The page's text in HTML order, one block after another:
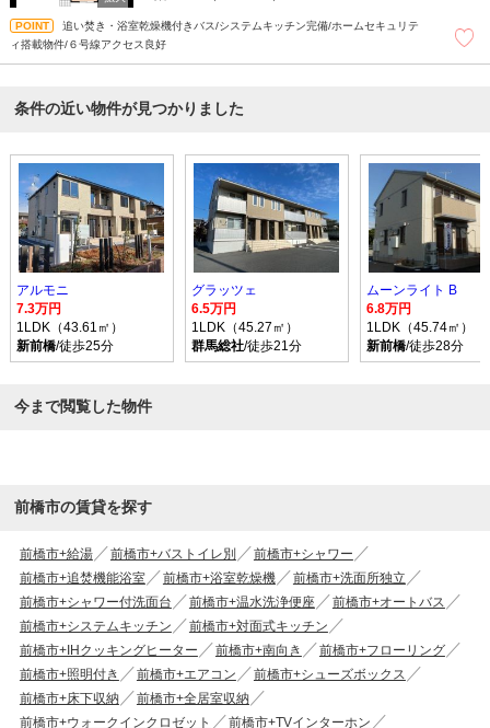
追い焚き・浴室乾燥機付きバス/システムキッチン完備/ホームセキュリテ
ィ搭載物件/６号線アクセス良好
条件の近い物件が見つかりました
アルモニ
7.3万円
1LDK（43.61㎡）
新前橋/徒歩25分
グラッツェ
6.5万円
1LDK（45.27㎡）
群馬総社/徒歩21分
ムーンライト B
6.8万円
1LDK（45.74㎡）
新前橋/徒歩28分
今まで閲覧した物件
前橋市の賃貸を探す
前橋市+給湯 前橋市+バストイレ別
前橋市+シャワー
前橋市+追焚機能浴室
前橋市+浴室乾燥機
前橋市+洗面所独立
前橋市+シャワー付洗面台
前橋市+温水洗浄便座
前橋市+オートバス
前橋市+システムキッチン
前橋市+対面式キッチン
前橋市+IHクッキングヒーター
前橋市+南向き
前橋市+フローリング
前橋市+照明付き
前橋市+エアコン
前橋市+シューズボックス
前橋市+床下収納
前橋市+全居室収納
前橋市+ウォークインクロゼット
前橋市+TVインターホン